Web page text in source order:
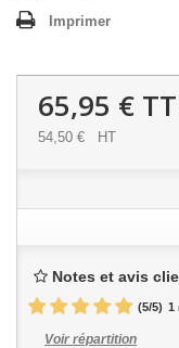
Imprimer
65,95 €
54,50 € HT
Notes et avis
(5/5) 1
Voir répartition